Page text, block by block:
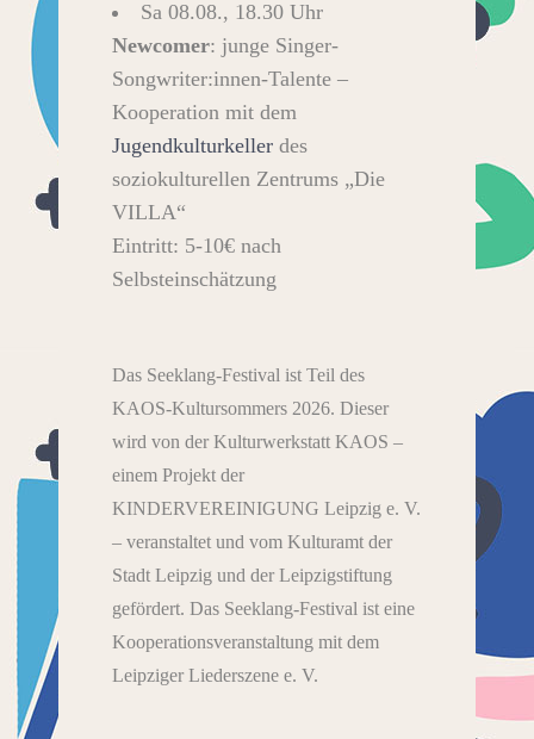
Sa 08.08., 18.30 Uhr
Newcomer: junge Singer-
Songwriter:innen-Talente –
Kooperation mit dem
Jugendkulturkeller des
soziokulturellen Zentrums „Die
VILLA“
Eintritt: 5-10€ nach
Selbsteinschätzung
Das Seeklang-Festival ist Teil des
KAOS-Kultursommers 2026. Dieser
wird von der Kulturwerkstatt KAOS –
einem Projekt der
KINDERVEREINIGUNG Leipzig e. V.
– veranstaltet und vom Kulturamt der
Stadt Leipzig und der Leipzigstiftung
gefördert. Das Seeklang-Festival ist eine
Kooperationsveranstaltung mit dem
Leipziger Liederszene e. V.